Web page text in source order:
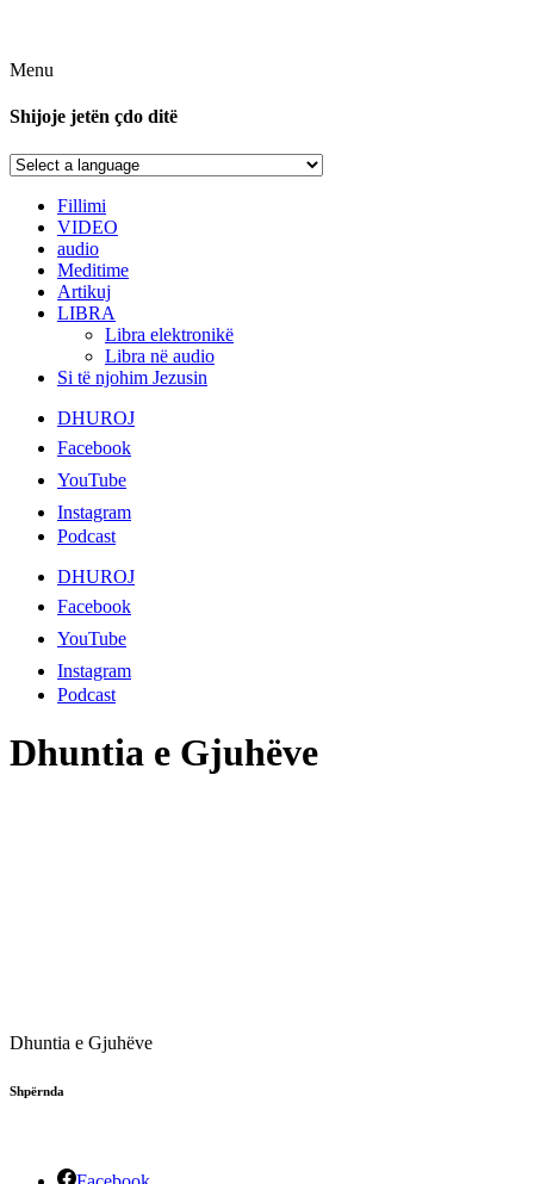
Menu
Shijoje jetën çdo ditë
Fillimi
VIDEO
audio
Meditime
Artikuj
LIBRA
Libra elektronikë
Libra në audio
Si të njohim Jezusin
DHUROJ
Facebook
YouTube
Instagram
Podcast
DHUROJ
Facebook
YouTube
Instagram
Podcast
Dhuntia e Gjuhëve
Dhuntia e Gjuhëve
Shpërnda